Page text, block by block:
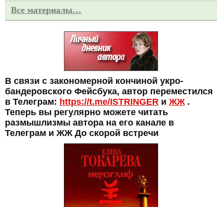
Все материалы…
В связи с закономерной кончиной укро-
бандеровского Фейсбука, автор переместился
в Телеграм: https://t.me/ISTRINGER и ЖЖ .
Теперь вы регулярно можете читать
размышлизмы автора на его канале в
Телеграм и ЖЖ До скорой встречи